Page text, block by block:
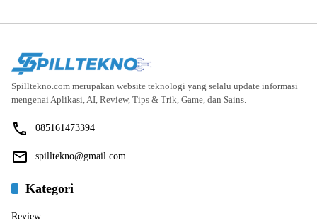
Spilltekno.com merupakan website teknologi yang selalu update informasi
mengenai Aplikasi, AI, Review, Tips & Trik, Game, dan Sains.
085161473394
spilltekno@gmail.com
Kategori
Review